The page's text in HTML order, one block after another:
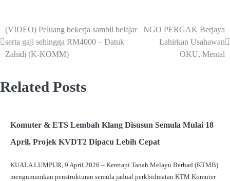
(VIDEO) Peluang bekerja sambil belajar
serta gaji sehingga RM4000 – Datuk
Zahidi (K-KOMM)
NGO PERGAK Berjaya
Lahirkan Usahawan
OKU, Mental
Related Posts
Komuter & ETS Lembah Klang Disusun Semula Mulai 18
April, Projek KVDT2 Dipacu Lebih Cepat
KUALA LUMPUR, 9 April 2026 – Keretapi Tanah Melayu Berhad (KTMB)
mengumumkan penstrukturan semula jadual perkhidmatan KTM Komuter